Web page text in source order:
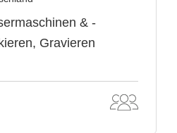
& -
Gravieren